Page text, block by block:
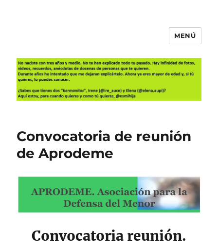
MENÚ
Convocatoria de reunión
de Aprodeme
Convocatoria reunión.